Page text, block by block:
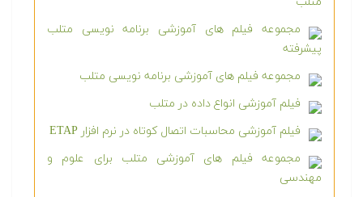
مجموعه فیلم های آموزشی برنامه نویسی متلب
پیشرفته
مجموعه فیلم های آموزشی برنامه نویسی متلب
فیلم آموزشی انواع داده در متلب
فیلم آموزشی محاسبات اتصال کوتاه در نرم افزار ETAP
مجموعه فیلم های آموزشی متلب برای علوم و
مهندسی